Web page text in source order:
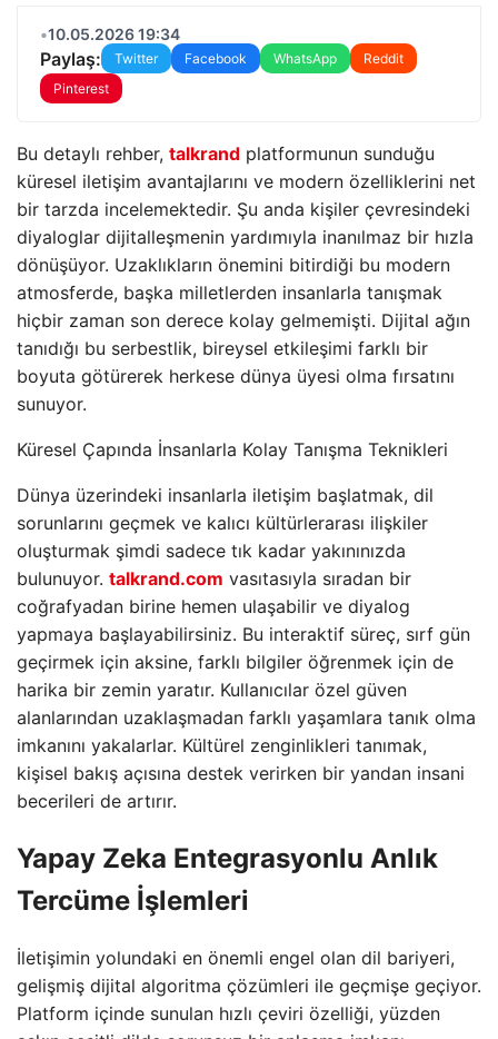
•10.05.2026 19:34
Paylaş: Twitter Facebook WhatsApp
Reddit
Pinterest
Bu detaylı rehber, talkrand platformunun sunduğu
küresel iletişim avantajlarını ve modern özelliklerini net
bir tarzda incelemektedir. Şu anda kişiler çevresindeki
diyaloglar dijitalleşmenin yardımıyla inanılmaz bir hızla
dönüşüyor. Uzaklıkların önemini bitirdiği bu modern
atmosferde, başka milletlerden insanlarla tanışmak
hiçbir zaman son derece kolay gelmemişti. Dijital ağın
tanıdığı bu serbestlik, bireysel etkileşimi farklı bir
boyuta götürerek herkese dünya üyesi olma fırsatını
sunuyor.
Küresel Çapında İnsanlarla Kolay Tanışma Teknikleri
Dünya üzerindeki insanlarla iletişim başlatmak, dil
sorunlarını geçmek ve kalıcı kültürlerarası ilişkiler
oluşturmak şimdi sadece tık kadar yakınınızda
bulunuyor. talkrand.com vasıtasıyla sıradan bir
coğrafyadan birine hemen ulaşabilir ve diyalog
yapmaya başlayabilirsiniz. Bu interaktif süreç, sırf gün
geçirmek için aksine, farklı bilgiler öğrenmek için de
harika bir zemin yaratır. Kullanıcılar özel güven
alanlarından uzaklaşmadan farklı yaşamlara tanık olma
imkanını yakalarlar. Kültürel zenginlikleri tanımak,
kişisel bakış açısına destek verirken bir yandan insani
becerileri de artırır.
Yapay Zeka Entegrasyonlu Anlık
Tercüme İşlemleri
İletişimin yolundaki en önemli engel olan dil bariyeri,
gelişmiş dijital algoritma çözümleri ile geçmişe geçiyor.
Platform içinde sunulan hızlı çeviri özelliği, yüzden